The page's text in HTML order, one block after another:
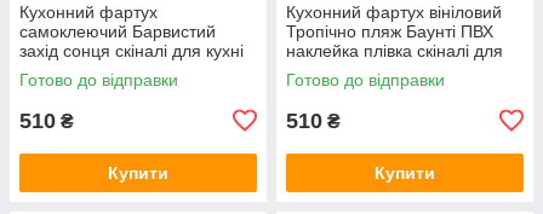
Кухонний фартух
самоклеючий Барвистий
захід сонця скіналі для кухні
наклейка ПВХ колони море
корабель 600х2000 мм
Готово до відправки
510 ₴
Купити
Кухонний фартух вініловий
Тропічно пляж Баунті ПВХ
наклейка плівка скіналі для
кухні блакитний 600х2000 мм
Готово до відправки
510 ₴
Купити